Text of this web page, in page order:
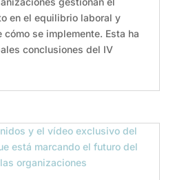
en el equilibrio laboral y
se implemente. Esta ha
conclusiones del IV